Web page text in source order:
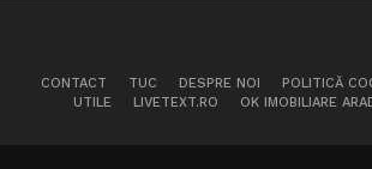
CONTACT TUC DESPRE NOI POLITICĂ
UTILE
LIVETEXT.RO OK IMOBILIARE